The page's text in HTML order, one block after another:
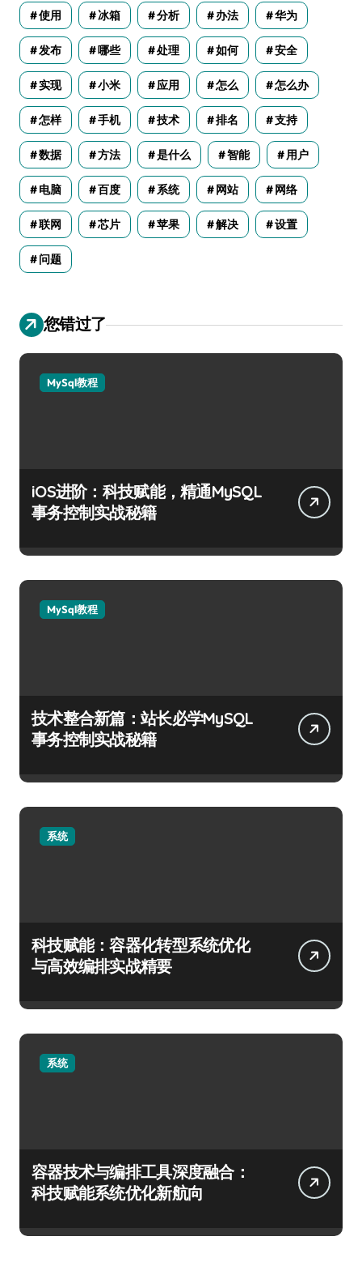
使用 冰箱 分析 办法 华为
发布 哪些 处理 如何 安全
实现 小米 应用 怎么 怎么办
怎样 手机 技术 排名 支持
数据 方法 是什么 智能 用户
电脑 百度 系统 网站 网络
联网 芯片 苹果 解决 设置
问题
您错过了
MySql教程
iOS进阶：科技赋能，精通MySQL
事务控制实战秘籍
MySql教程
技术整合新篇：站长必学MySQL
事务控制实战秘籍
系统
科技赋能：容器化转型系统优化
与高效编排实战精要
系统
容器技术与编排工具深度融合：
科技赋能系统优化新航向